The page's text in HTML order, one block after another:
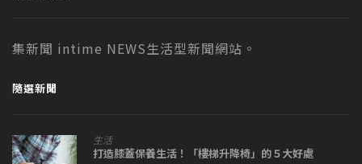
集新聞 intime NEWS生活型新聞網站。
隨選新聞
生活
打造膝蓋保養生活！「樓梯升降椅」的５大好處